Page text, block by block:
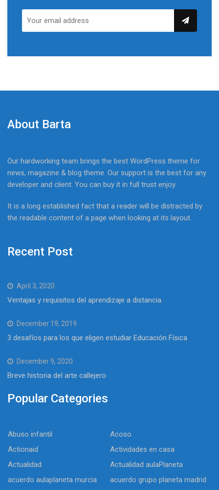
About Barta
Our hardworking team brings the best WordPress theme for
news, magazine & blog theme. Our support is the best for any
developer and client. You can buy it in full trust enjoy.
It is a long established fact that a reader will be distracted by
the readable content of a page when looking at its layout.
Recent Post
April 3, 2020
Ventajas y requisitos del aprendizaje a distancia.
December 19, 2019
3 desafíos para los que eligen estudiar Educación Física
December 9, 2020
Breve historia del arte callejero
Popular Categories
Abuso infantil
Acoso
Actionaid
Actividades en casa
Actualidad
Actualidad aulaPlaneta
acuerdo aulaplaneta murcia
acuerdo grupo planeta madrid